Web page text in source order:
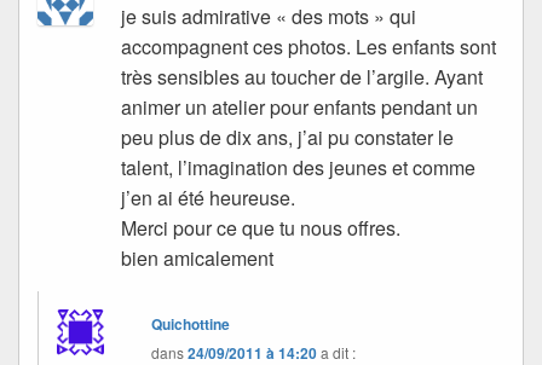
je suis admirative « des mots » qui
accompagnent ces photos. Les enfants sont
très sensibles au toucher de l’argile. Ayant
animer un atelier pour enfants pendant un
peu plus de dix ans, j’ai pu constater le
talent, l’imagination des jeunes et comme
j’en ai été heureuse.
Merci pour ce que tu nous offres.
bien amicalement
Quichottine
dans24/09/2011 à 14:20a dit :